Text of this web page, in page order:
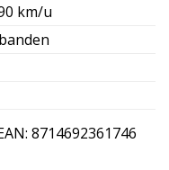
km/u
8714692361746